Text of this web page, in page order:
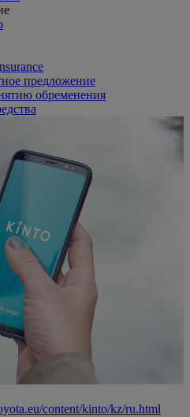
предложение
обременения
content/kinto/kz/ru.html